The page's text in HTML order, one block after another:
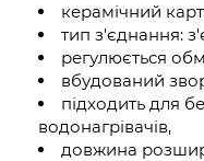
керамічний
тип з'єднання:
регулюється
вбудований
підходить для
водонагрівачів,
довжина